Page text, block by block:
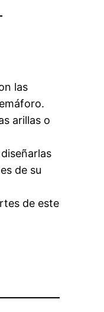
las
arillas o
de su
de este